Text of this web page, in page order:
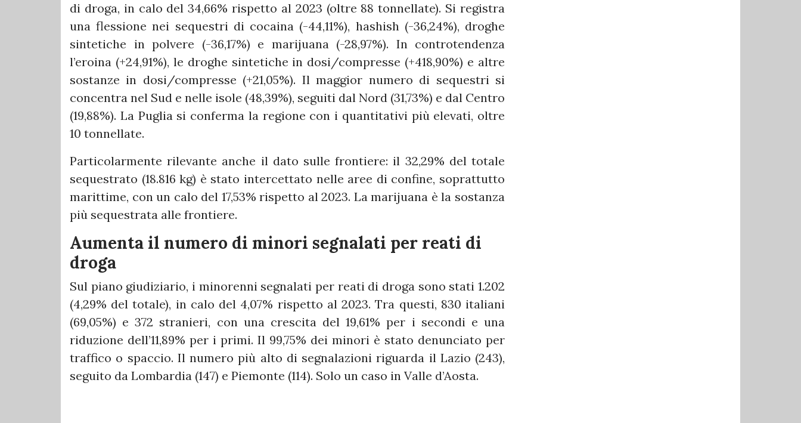
di droga, in calo del 34,66% rispetto al 2023 (oltre 88 tonnellate). Si registra
una flessione nei sequestri di cocaina (-44,11%), hashish (-36,24%), droghe
sintetiche in polvere (-36,17%) e marijuana (-28,97%). In controtendenza
l’eroina (+24,91%), le droghe sintetiche in dosi/compresse (+418,90%) e altre
sostanze in dosi/compresse (+21,05%). Il maggior numero di sequestri si
concentra nel Sud e nelle isole (48,39%), seguiti dal Nord (31,73%) e dal Centro
(19,88%). La Puglia si conferma la regione con i quantitativi più elevati, oltre
10 tonnellate.
Particolarmente rilevante anche il dato sulle frontiere: il 32,29% del totale
sequestrato (18.816 kg) è stato intercettato nelle aree di confine, soprattutto
marittime, con un calo del 17,53% rispetto al 2023. La marijuana è la sostanza
più sequestrata alle frontiere.
Aumenta il numero di minori segnalati per reati di
droga
Sul piano giudiziario, i minorenni segnalati per reati di droga sono stati 1.202
(4,29% del totale), in calo del 4,07% rispetto al 2023. Tra questi, 830 italiani
(69,05%) e 372 stranieri, con una crescita del 19,61% per i secondi e una
riduzione dell’11,89% per i primi. Il 99,75% dei minori è stato denunciato per
traffico o spaccio. Il numero più alto di segnalazioni riguarda il Lazio (243),
seguito da Lombardia (147) e Piemonte (114). Solo un caso in Valle d’Aosta.